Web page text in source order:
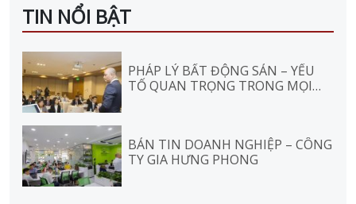
TIN NỔI BẬT
PHÁP LÝ BẤT ĐỘNG SẢN – YẾU
TỐ QUAN TRỌNG TRONG MỌI
BẢN TIN DOANH NGHIỆP – CÔNG
TY GIA HƯNG PHONG